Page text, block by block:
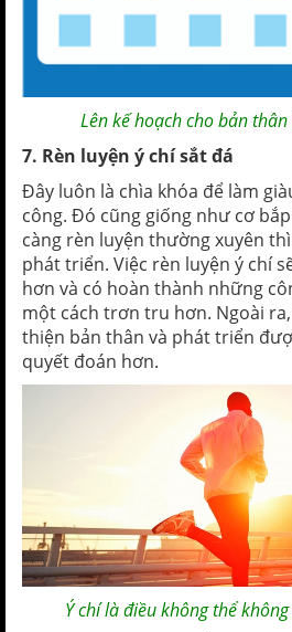
Lên kế hoạch cho bản
7. Rèn luyện ý chí sắt đá
Đây luôn là chìa khóa để làm
công. Đó cũng giống như cơ
càng rèn luyện thường xuyên
phát triển. Việc rèn luyện ý chí
hơn và có hoàn thành những
một cách trơn tru hơn. Ngoài
thiện bản thân và phát triển
quyết đoán hơn.
Ý chí là điều không thể